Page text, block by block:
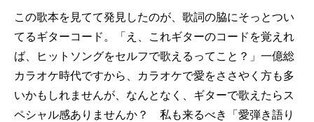
この歌本を見てて発見したのが、歌詞の脇にそっとつい
てるギターコード。「え、これギターのコードを覚えれ
ば、ヒットソングをセルフで歌えるってこと？」一億総
カラオケ時代ですから、カラオケで愛をささやく方も多
いかもしれませんが、なんとなく、ギターで歌えたらス
ペシャル感ありませんか？ 私も来るべき「愛弾き語り